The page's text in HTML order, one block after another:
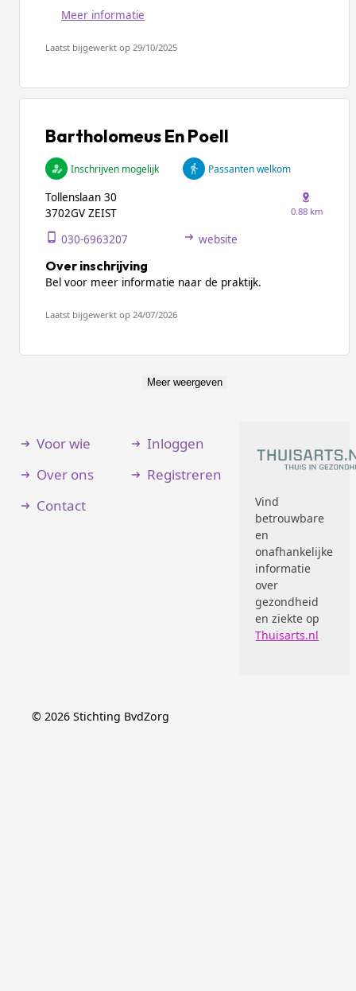
Meer informatie
Laatst bijgewerkt op 29/10/2025
Bartholomeus En Poell
Inschrijven mogelijk Passanten welkom
Tollenslaan 30
3702GV ZEIST
0.88 km
030-6963207 website
Over inschrijving
Bel voor meer informatie naar de praktijk.
Laatst bijgewerkt op 24/07/2026
Meer weergeven
Voor wie
Over ons
Contact
Inloggen
Registreren
Vind
betrouwbare
en
onafhankelijke
informatie
over
gezondheid
en ziekte op
Thuisarts.nl
© 2026 Stichting BvdZorg